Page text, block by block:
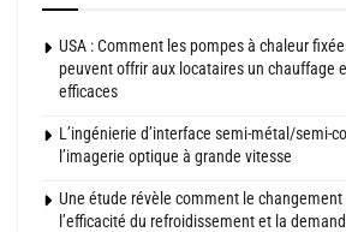
USA : Comment les pompes à chaleur
peuvent offrir aux locataires un chauffage
efficaces
L’ingénierie d’interface semi-métal/semi-
l’imagerie optique à grande vitesse
Une étude révèle comment le
l’efficacité du refroidissement et la